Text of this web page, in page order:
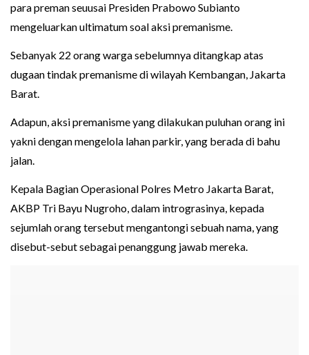
para preman seuusai Presiden Prabowo Subianto
mengeluarkan ultimatum soal aksi premanisme.
Sebanyak 22 orang warga sebelumnya ditangkap atas
dugaan tindak premanisme di wilayah Kembangan, Jakarta
Barat.
Adapun, aksi premanisme yang dilakukan puluhan orang ini
yakni dengan mengelola lahan parkir, yang berada di bahu
jalan.
Kepala Bagian Operasional Polres Metro Jakarta Barat,
AKBP Tri Bayu Nugroho, dalam intrograsinya, kepada
sejumlah orang tersebut mengantongi sebuah nama, yang
disebut-sebut sebagai penanggung jawab mereka.